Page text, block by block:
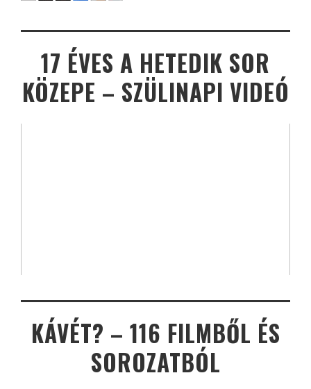
17 ÉVES A HETEDIK SOR
KÖZEPE – SZÜLINAPI VIDEÓ
KÁVÉT? – 116 FILMBŐL ÉS
SOROZATBÓL